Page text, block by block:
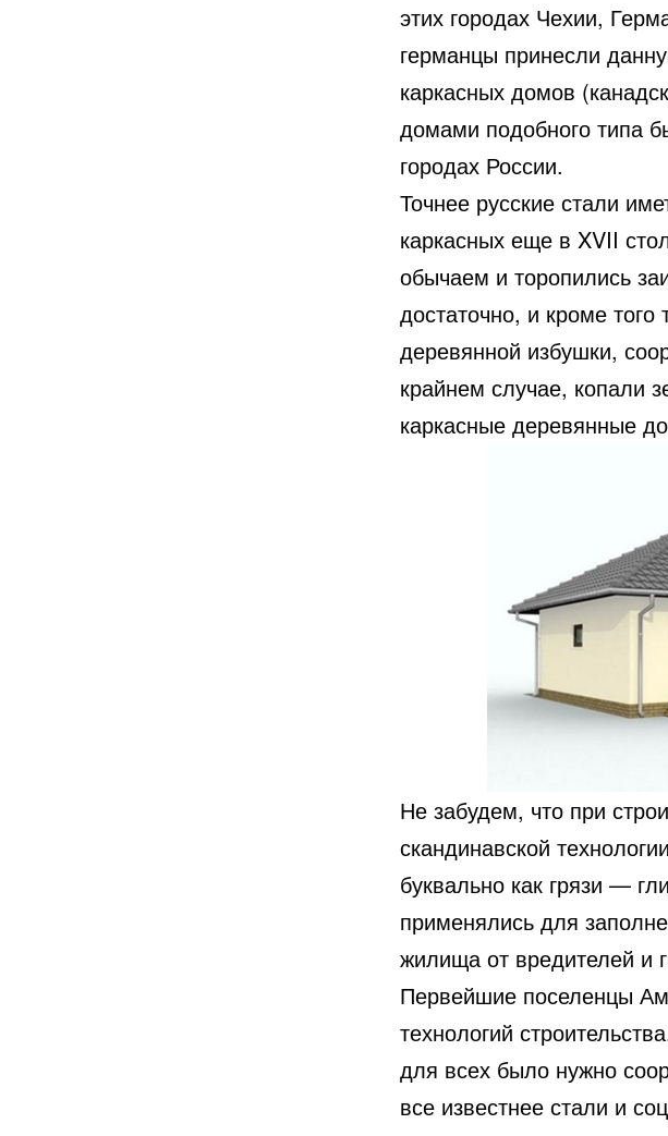
этих городах Чехии,
германцы принесли
каркасных домов
домами подобного типа
городах России.
Точнее русские стали
каркасных еще в XVII
обычаем и торопились
достаточно, и кроме того
деревянной избушки,
крайнем случае, копали
каркасные деревянные
Не забудем, что при
скандинавской
буквально как грязи —
применялись для
жилища от вредителей и
Первейшие поселенцы
технологий
для всех было нужно
все известнее стали и